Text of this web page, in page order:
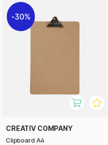
30%
CREATIV COMPANY
Clipboard A4